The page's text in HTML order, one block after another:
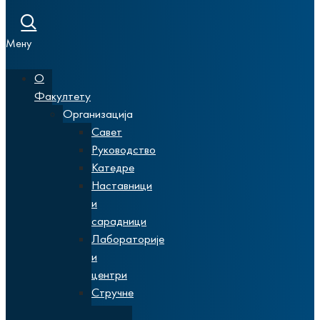
Мену
О
Факултету
Организација
Савет
Руководство
Катедре
Наставници
и
сарадници
Лабораторије
и
центри
Стручне
службе